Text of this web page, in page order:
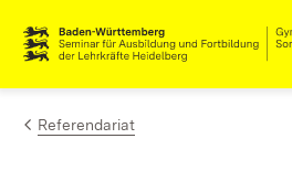
Zum Inhalt springen
Link zur Startseite
Referendariat